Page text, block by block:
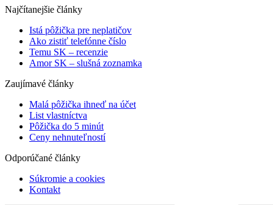
Najčítanejšie články
Istá pôžička pre neplatičov
Ako zistiť telefónne číslo
Temu SK – recenzie
Amor SK – slušná zoznamka
Zaujímavé články
Malá pôžička ihneď na účet
List vlastníctva
Pôžička do 5 minút
Ceny nehnuteľností
Odporúčané články
Súkromie a cookies
Kontakt